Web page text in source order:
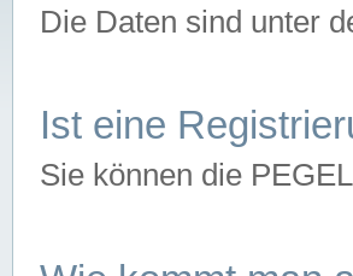
Die Daten sind unter
Ist eine
Sie können die